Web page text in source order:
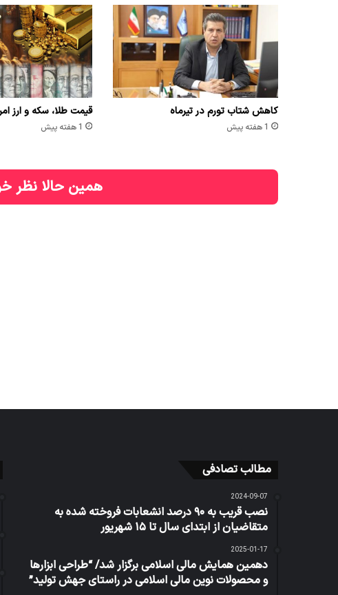
کاهش شتاب تورم در تیرماه
1 هفته پیش
قیمت طلا، سکه و ارز امروز؛ ۷
1 هفته پیش
همین حالا نظر
مطالب تصادفی
2024-09-07
نصب قریب به ۹۰ درصد انشعابات فروخته شده به
متقاضیان از ابتدای سال تا ۱۵ شهریور
2025-01-17
دهمین همایش مالی اسلامی برگزار شد/ “طراحی ابزار‌ها
و محصولات نوین مالی اسلامی در راستای جهش تولید”